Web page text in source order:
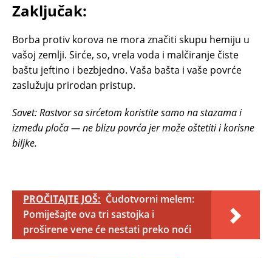
Zaključak:
Borba protiv korova ne mora značiti skupu hemiju u
vašoj zemlji. Sirće, so, vrela voda i malčiranje čiste
baštu jeftino i bezbjedno. Vaša bašta i vaše povrće
zaslužuju prirodan pristup.
Savet: Rastvor sa sirćetom koristite samo na stazama i
između ploča — ne blizu povrća jer može oštetiti i korisne
biljke.
PROČITAJTE JOŠ: Čudotvorni melem:
Pomiješajte ova tri sastojka i
proširene vene će nestati preko noći